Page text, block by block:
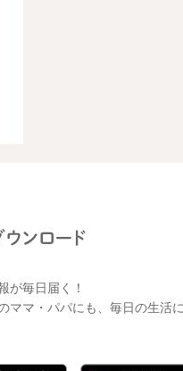
が毎日届く！
マ・パパにも、毎日の生活